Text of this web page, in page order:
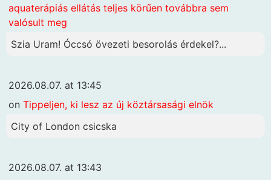
aquaterápiás ellátás teljes körűen továbbra sem
valósult meg
Szia Uram! Óccsó övezeti besorolás érdekel?...
2026.08.07. at 13:45
on Tippeljen, ki lesz az új köztársasági elnök
City of London csicska
2026.08.07. at 13:43